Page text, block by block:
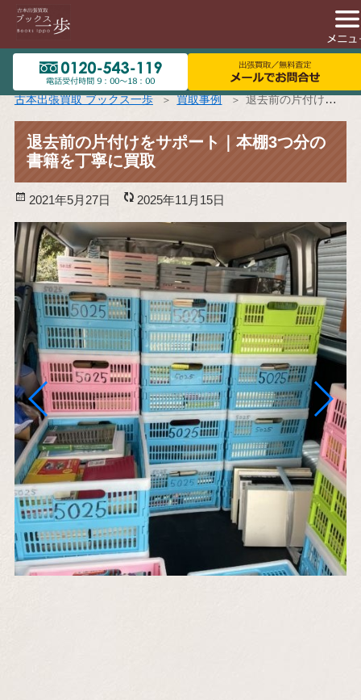
古本出張買取 ブックス一歩 買取事例 退去前の片付けをサポート｜本棚3つ分の書籍を丁寧に買取
退去前の片付けをサポート｜本棚3つ分の
書籍を丁寧に買取
投
稿
日:
2021年5月27日
更
新
日:
2025年11月15日